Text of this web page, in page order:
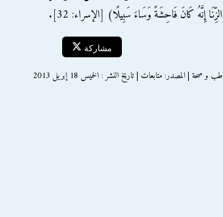
الزِّنَا إِنَّهُ كَانَ فَاحِشَةً وَسَاءَ سَبِيلًا) [الإسراء: 32].
مشاركة
طب و صحة | المصدر: متابعات | تاريخ النشر : الخميس 18 إبريل 2013